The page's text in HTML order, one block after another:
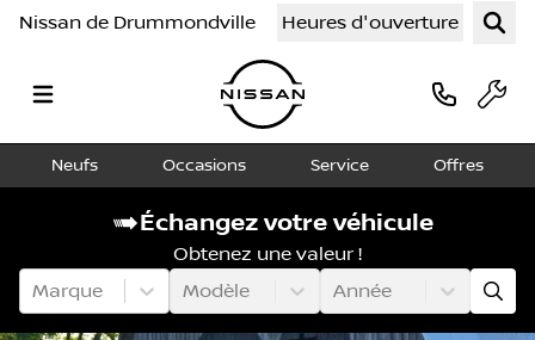
Nissan de Drummondville Heures d'ouverture
Neufs Occasions Service Offres
Échangez votre véhicule
Obtenez une valeur !
Marque
Modèle Année